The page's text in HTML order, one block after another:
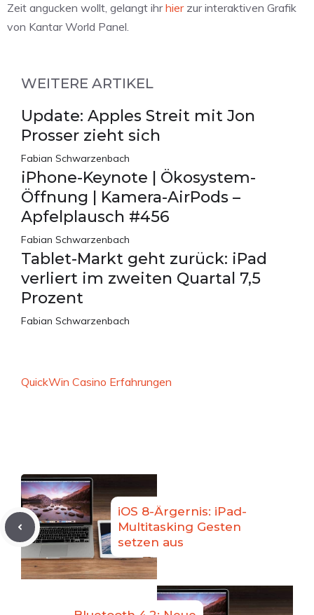
Zeit angucken wollt, gelangt ihrhierzur interaktiven Grafik
von Kantar World Panel.
WEITERE ARTIKEL
Update: Apples Streit mit Jon
Prosser zieht sich
Fabian Schwarzenbach
iPhone-Keynote | Ökosystem-
Öffnung | Kamera-AirPods –
Apfelplausch #456
Fabian Schwarzenbach
Tablet-Markt geht zurück: iPad
verliert im zweiten Quartal 7,5
Prozent
Fabian Schwarzenbach
QuickWin Casino Erfahrungen
iOS 8-Ärgernis: iPad-
Multitasking Gesten
setzen aus